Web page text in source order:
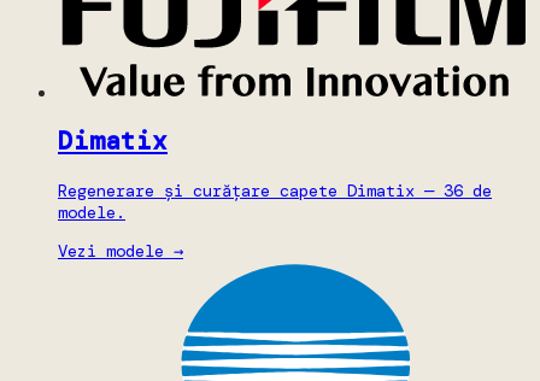
Dimatix
Regenerare și curățare capete Dimatix — 36 de
modele.
Vezi modele →